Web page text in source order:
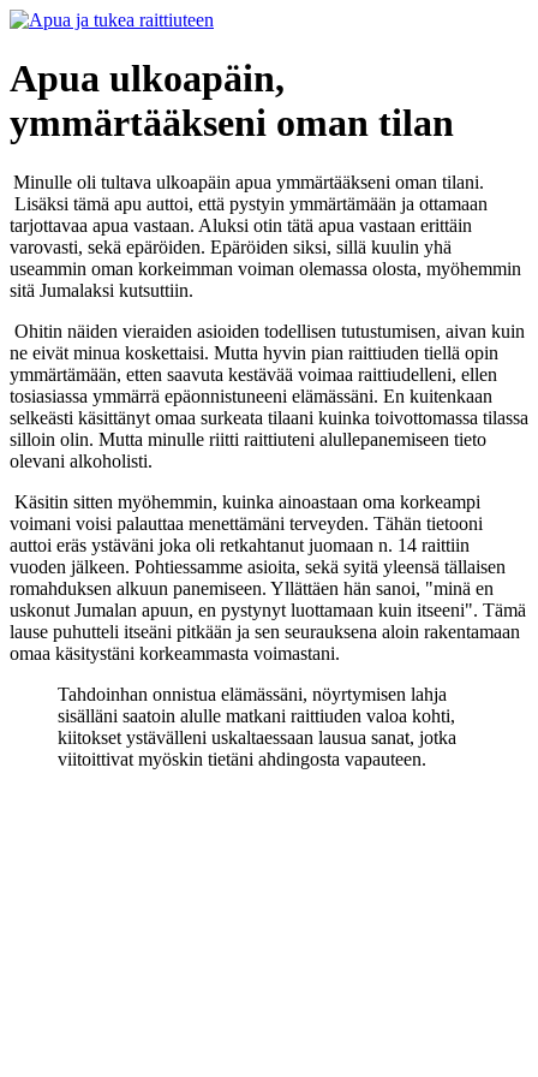
Apua ulkoapäin,
ymmärtääkseni oman tilan
Minulle oli tultava ulkoapäin apua ymmärtääkseni oman tilani.
Lisäksi tämä apu auttoi, että pystyin ymmärtämään ja ottamaan
tarjottavaa apua vastaan. Aluksi otin tätä apua vastaan erittäin
varovasti, sekä epäröiden. Epäröiden siksi, sillä kuulin yhä
useammin oman korkeimman voiman olemassa olosta, myöhemmin
sitä Jumalaksi kutsuttiin.
Ohitin näiden vieraiden asioiden todellisen tutustumisen, aivan kuin
ne eivät minua koskettaisi. Mutta hyvin pian raittiuden tiellä opin
ymmärtämään, etten saavuta kestävää voimaa raittiudelleni, ellen
tosiasiassa ymmärrä epäonnistuneeni elämässäni. En kuitenkaan
selkeästi käsittänyt omaa surkeata tilaani kuinka toivottomassa tilassa
silloin olin. Mutta minulle riitti raittiuteni alullepanemiseen tieto
olevani alkoholisti.
Käsitin sitten myöhemmin, kuinka ainoastaan oma korkeampi
voimani voisi palauttaa menettämäni terveyden. Tähän tietooni
auttoi eräs ystäväni joka oli retkahtanut juomaan n. 14 raittiin
vuoden jälkeen. Pohtiessamme asioita, sekä syitä yleensä tällaisen
romahduksen alkuun panemiseen. Yllättäen hän sanoi, "minä en
uskonut Jumalan apuun, en pystynyt luottamaan kuin itseeni". Tämä
lause puhutteli itseäni pitkään ja sen seurauksena aloin rakentamaan
omaa käsitystäni korkeammasta voimastani.
Tahdoinhan onnistua elämässäni, nöyrtymisen lahja
sisälläni saatoin alulle matkani raittiuden valoa kohti,
kiitokset ystävälleni uskaltaessaan lausua sanat, jotka
viitoittivat myöskin tietäni ahdingosta vapauteen.